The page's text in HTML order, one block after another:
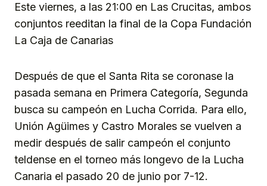
Este viernes, a las 21:00 en Las Crucitas, ambos
conjuntos reeditan la final de la Copa Fundación
La Caja de Canarias
Después de que el Santa Rita se coronase la
pasada semana en Primera Categoría, Segunda
busca su campeón en Lucha Corrida. Para ello,
Unión Agüimes y Castro Morales se vuelven a
medir después de salir campeón el conjunto
teldense en el torneo más longevo de la Lucha
Canaria el pasado 20 de junio por 7-12.